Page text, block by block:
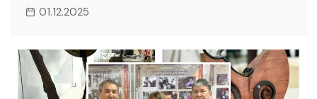
01.12.2025